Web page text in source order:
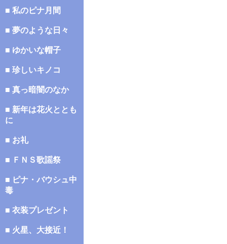
■ 私のピナ月間
■ 夢のような日々
■ ゆかいな帽子
■ 珍しいキノコ
■ 真っ暗闇のなか
■ 新年は花火ととも
に
■ お礼
■ ＦＮＳ歌謡祭
■ ピナ・バウシュ中
毒
■ 衣装プレゼント
■ 火星、大接近！